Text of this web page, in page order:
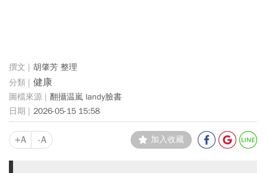
胡肇芳 整理
健康
翻攝温嵐 landy臉書
2026-05-15 15:58
+A -A 加入收藏